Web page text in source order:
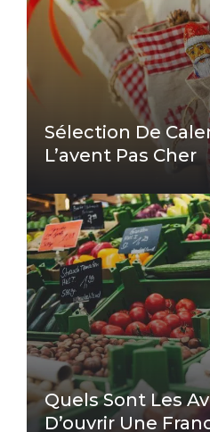
Sélection De
L’avent Pas Cher
Quels Sont Les
D’ouvrir Une